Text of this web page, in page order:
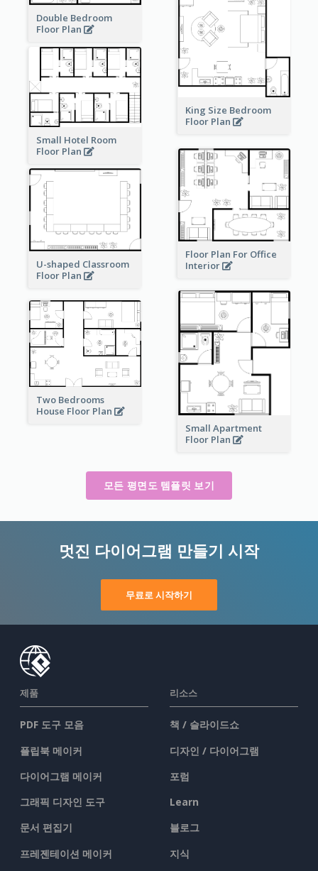
Double Bedroom
Floor Plan
King Size Bedroom
Floor Plan
Small Hotel Room
Floor Plan
Floor Plan For Office
Interior
U-shaped Classroom
Floor Plan
Small Apartment
Floor Plan
Two Bedrooms
House Floor Plan
모든 평면도 템플릿 보기
멋진 다이어그램 만들기 시작
무료로 시작하기
제품
PDF 도구 모음
플립북 메이커
다이어그램 메이커
그래픽 디자인 도구
문서 편집기
프레젠테이션 메이커
리소스
책 / 슬라이드쇼
디자인 / 다이어그램
포럼
Learn
블로그
지식